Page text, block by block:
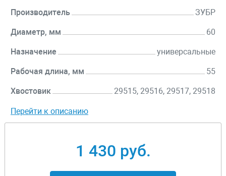
Производитель ЗУБР
Диаметр, мм 60
Назначение универсальные
Рабочая длина, мм 55
Хвостовик 29515, 29516, 29517, 29518
Перейти к описанию
1 430 руб.